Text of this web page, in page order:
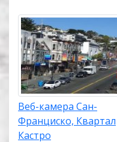
Веб-камера Сан-
Франциско, Квартал
Кастро